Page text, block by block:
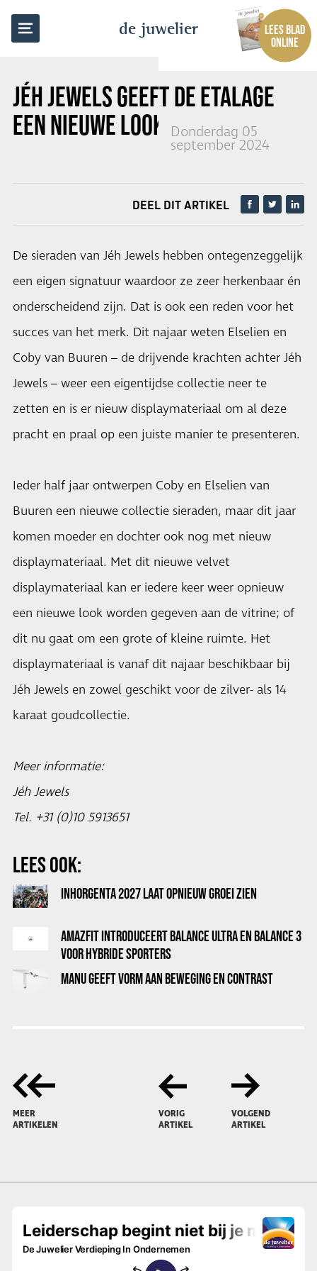
de juwelier
LEES BLAD
ONLINE
JÉH JEWELS GEEFT DE ETALAGE
EEN NIEUWE LOOK
Donderdag 05
september 2024
TERUG NAAR OVERZICHT
DEEL DIT ARTIKEL
De sieraden van Jéh Jewels hebben ontegenzeggelijk
een eigen signatuur waardoor ze zeer herkenbaar én
onderscheidend zijn. Dat is ook een reden voor het
succes van het merk. Dit najaar weten Elselien en
Coby van Buuren – de drijvende krachten achter Jéh
Jewels – weer een eigentijdse collectie neer te
zetten en is er nieuw displaymateriaal om al deze
pracht en praal op een juiste manier te presenteren.
Ieder half jaar ontwerpen Coby en Elselien van
Buuren een nieuwe collectie sieraden, maar dit jaar
komen moeder en dochter ook nog met nieuw
displaymateriaal. Met dit nieuwe velvet
displaymateriaal kan er iedere keer weer opnieuw
een nieuwe look worden gegeven aan de vitrine; of
dit nu gaat om een grote of kleine ruimte. Het
displaymateriaal is vanaf dit najaar beschikbaar bij
Jéh Jewels en zowel geschikt voor de zilver- als 14
karaat goudcollectie.
Meer informatie:
Jéh Jewels
Tel. +31 (0)10 5913651
LEES OOK:
INHORGENTA 2027 LAAT OPNIEUW GROEI ZIEN
AMAZFIT INTRODUCEERT BALANCE ULTRA EN BALANCE 3
VOOR HYBRIDE SPORTERS
MANU GEEFT VORM AAN BEWEGING EN CONTRAST
MEER
ARTIKELEN
VORIG
ARTIKEL
VOLGEND
ARTIKEL